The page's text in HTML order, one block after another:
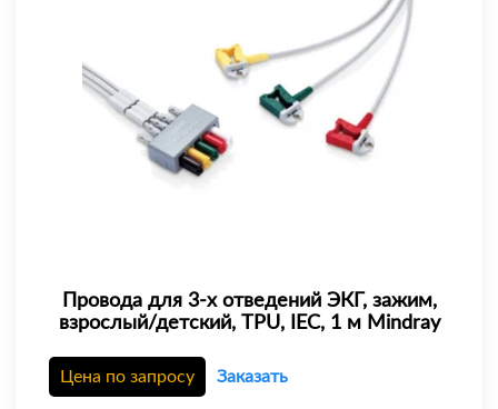
Провода для 3-х отведений ЭКГ, зажим,
взрослый/детский, TPU, IEC, 1 м Mindray
Цена по запросу Заказать